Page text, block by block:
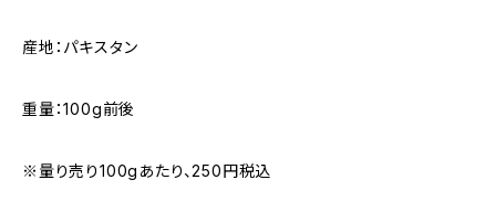
産地：パキスタン
重量：100g前後
※量り売り100gあたり、250円税込